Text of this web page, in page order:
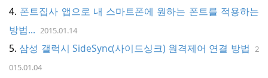
o
n
폰트집사 앱으로 내 스마트폰에 원하는 폰트를 적용하는
방법... 2015.01.14
삼성 갤럭시 SideSync(사이드싱크) 원격제어 연결 방법 2
015.01.04